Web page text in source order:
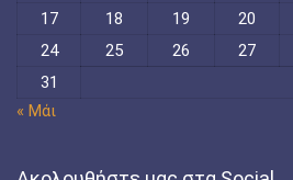
17
18 19 20
24
25 26 27
31
« Μάι